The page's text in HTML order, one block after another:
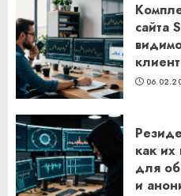
сайта
как их
для
и